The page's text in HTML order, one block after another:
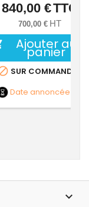
Prix
840,00 €TTC
700,00 € HT
Ajouter au
panier
SUR COMMANDE
Date annoncée
